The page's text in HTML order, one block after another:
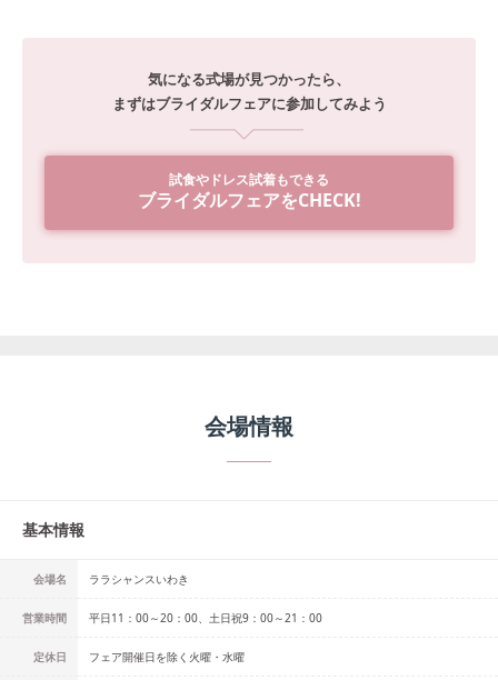
気になる式場が見つかったら、
まずはブライダルフェアに参加してみよう
試食やドレス試着もできる
ブライダルフェアをCHECK!
会場情報
基本情報
会場名 ララシャンスいわき
営業時間 平日11：00～20：00、土日祝9：00～21：00
定休日 フェア開催日を除く火曜・水曜